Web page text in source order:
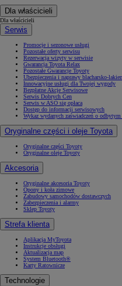
Dla właścicieli
Dla właścicieli
Serwis
Promocje i sezonowe usługi
Pozostałe oferty serwisu
Rezerwacja wizyty w serwisie
Gwarancja Toyota Relax
Pozostałe Gwarancje Toyoty
Ubezpieczenia i naprawy blacharsko-
Innowacyjne usługi dla Twojej wygody
Bezpłatne Akcje Serwisowe
Serwis Dobrych Cen
Serwis w ASO się opłaca
Dostęp do informacji serwisowych
Wykaz wydanych zaświadczeń o
Oryginalne części i oleje Toyota
Oryginalne części Toyoty
Oryginalne oleje Toyoty
Akcesoria
Oryginalne akcesoria Toyoty
Opony i koła zimowe
Zabudowy samochodów dostawczych
Zabezpieczenia i alarmy
Sklep Toyoty
Strefa klienta
Aplikacja MyToyota
Instrukcje obsługi
Aktualizacja map
System Bluetooth®
Karty Ratownicze
Technologie